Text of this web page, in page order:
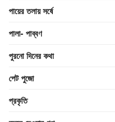
পায়ের তলায় সর্ষে
পালা- পাব্বণ
পুরনো দিনের কথা
পেট পুজো
প্রকৃতি